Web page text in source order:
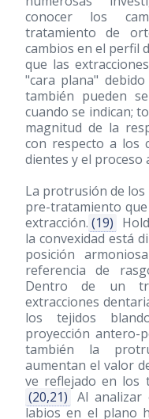
conocer los
tratamiento de
cambios en el perfil
que las
"cara plana"
también pueden
cuando se indican;
magnitud de la
con respecto a los
dientes y el proceso
La protrusión de
pre-tratamiento
extracción. (19)
la convexidad está
posición
referencia de
Dentro de un
extracciones
los tejidos
proyección antero-
también la
aumentan el valor
ve reflejado en los
(20,21) Al analizar
labios en el plano